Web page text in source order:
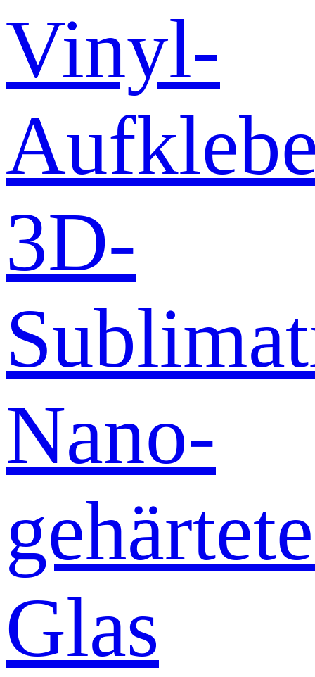
Vinyl-
3D-
Nano-
Glas